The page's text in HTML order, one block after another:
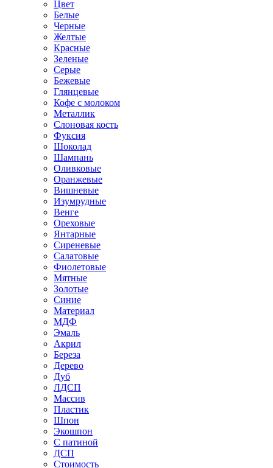
Цвет
Белые
Черные
Желтые
Красные
Зеленые
Серые
Бежевые
Глянцевые
Кофе с молоком
Металлик
Слоновая кость
Фуксия
Шоколад
Шампань
Оливковые
Оранжевые
Вишневые
Изумрудные
Венге
Ореховые
Янтарные
Сиреневые
Салатовые
Фиолетовые
Мятные
Золотые
Синие
Материал
МДФ
Эмаль
Акрил
Береза
Дерево
Дуб
ЛДСП
Массив
Пластик
Шпон
Экошпон
С патиной
ДСП
Стоимость